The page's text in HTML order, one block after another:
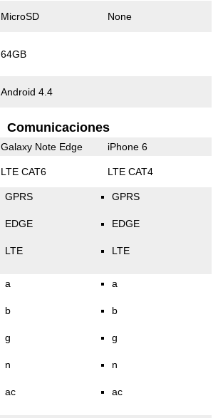
MicroSD None
64GB
Android 4.4
Comunicaciones
Galaxy Note Edge iPhone 6
LTE CAT6 LTE CAT4
GPRS
EDGE
LTE
GPRS
EDGE
LTE
a
b
g
n
ac
a
b
g
n
ac